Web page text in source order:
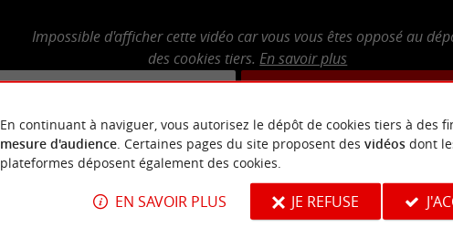
Impossible d'afficher cette vidéo car vous vous êtes opposé au
des cookies tiers. En savoir plus
ACCEPTER LES COOKIES TIERS
OUVRIR LA PAGE DE LA
En continuant à naviguer, vous autorisez le dépôt de cookies tiers à des
mesure d'audience. Certaines pages du site proposent des vidéosdont
plateformes déposent également des cookies.
EN SAVOIR PLUS JE REFUSE